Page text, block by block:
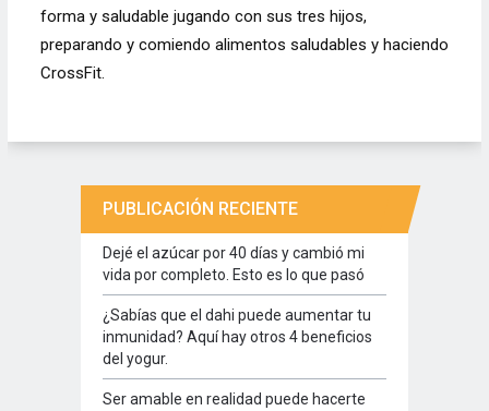
forma y saludable jugando con sus tres hijos,
preparando y comiendo alimentos saludables y haciendo
CrossFit.
PUBLICACIÓN RECIENTE
Dejé el azúcar por 40 días y cambió mi
vida por completo. Esto es lo que pasó
¿Sabías que el dahi puede aumentar tu
inmunidad? Aquí hay otros 4 beneficios
del yogur.
Ser amable en realidad puede hacerte